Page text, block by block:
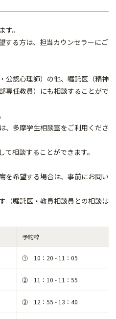
。
する方は、担当カウンセラーにご
公認心理師）の他、嘱託医（精神
専任教員）にも相談することがで
、多摩学生相談室をご利用くださ
相談することができます。
を希望する場合は、事前にお問い
（嘱託医・教員相談員との相談は
予約枠
① 10：20 - 11：05
② 11：10 - 11：55
③ 12：55 - 13：40